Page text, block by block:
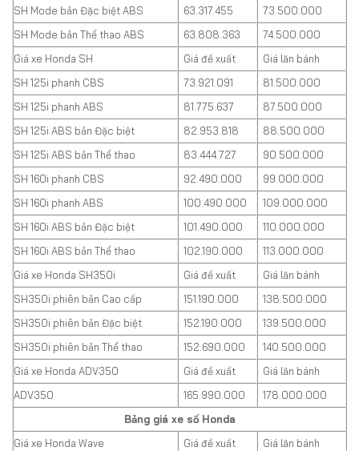
SH Mode bản Đặc biệt ABS 63.317.455
73.500.000
SH Mode bản Thể thao ABS
63.808.363
74.500.000
Giá xe Honda SH
Giá đề xuất
Giá lăn bánh
SH 125i phanh CBS
73.921.091
81.500.000
SH 125i phanh ABS
81.775.637
87.500.000
SH 125i ABS bản Đặc biệt
82.953.818
88.500.000
SH 125i ABS bản Thể thao
83.444.727
90.500.000
SH 160i phanh CBS
92.490.000
99.000.000
SH 160i phanh ABS
100.490.000
109.000.000
SH 160i ABS bản Đặc biệt
101.490.000
110.000.000
SH 160i ABS bản Thể thao
102.190.000
113.000.000
Giá xe Honda SH350i
Giá đề xuất
Giá lăn bánh
SH350i phiên bản Cao cấp
151.190.000
138.500.000
SH350i phiên bản Đặc biệt
152.190.000
139.500.000
SH350i phiên bản Thể thao
152.690.000
140.500.000
Giá xe Honda ADV350
Giá đề xuất
Giá lăn bánh
ADV350
165.990.000
178.000.000
Bảng giá xe số Honda
Giá xe Honda Wave
Giá đề xuất
Giá lăn bánh